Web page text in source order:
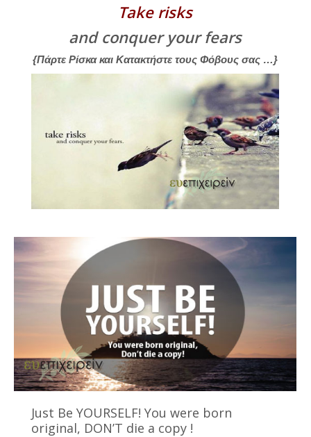
Take risks
and conquer your fears
{Πάρτε Ρίσκα και Κατακτήστε τους Φόβους σας …}
Just Be YOURSELF! You were born
original, DON’T die a copy !